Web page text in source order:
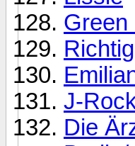
Green
J-
Die